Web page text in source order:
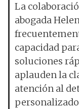
La
abogada
capacidad
soluciones
aplauden la
atención al